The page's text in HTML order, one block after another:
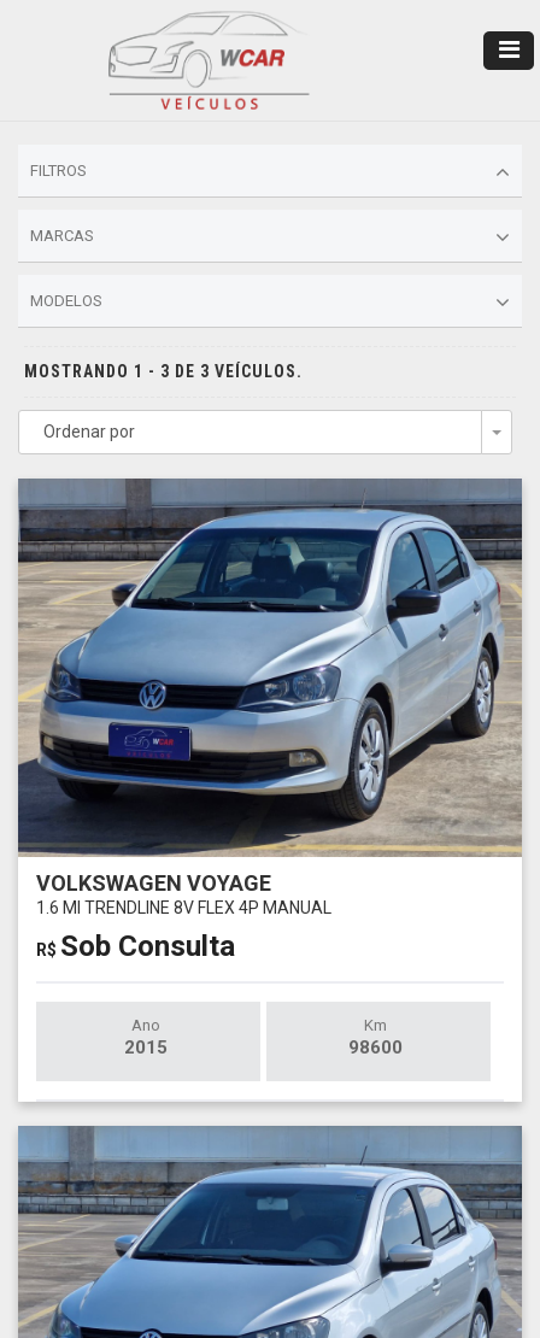
FILTROS
MARCAS
MODELOS
MOSTRANDO 1 - 3 DE 3 VEÍCULOS.
Ordenar por
VOLKSWAGEN VOYAGE
1.6 MI TRENDLINE 8V FLEX 4P MANUAL
R$ Sob Consulta
Ano
2015
Km
98600